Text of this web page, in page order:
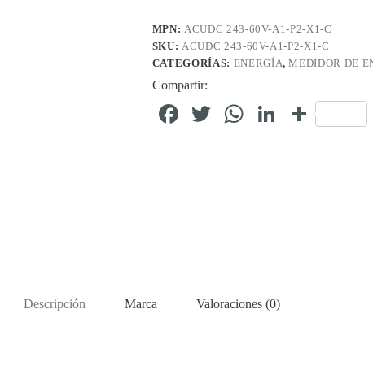
MPN:ACUDC 243-60V-A1-P2-X1-C
SKU:ACUDC 243-60V-A1-P2-X1-C
CATEGORÍAS: ENERGÍA,MEDIDOR DE
Compartir:
Fa T
W
Li C
Descripción Marca Valoraciones (0)